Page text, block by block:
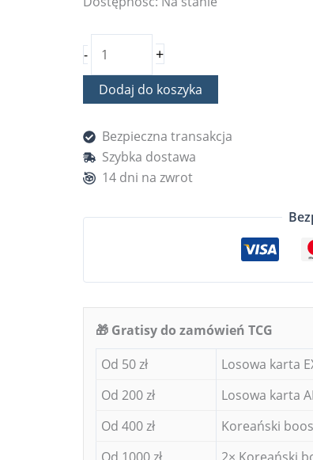
- +
Dodaj do koszyka
Bezpieczna transakcja
Szybka dostawa
14 dni na zwrot
🎁 Gratisy do zamówień TCG
Od 50 zł
Losowa
Od 200 zł
Losowa karta
Od 400 zł
Koreański